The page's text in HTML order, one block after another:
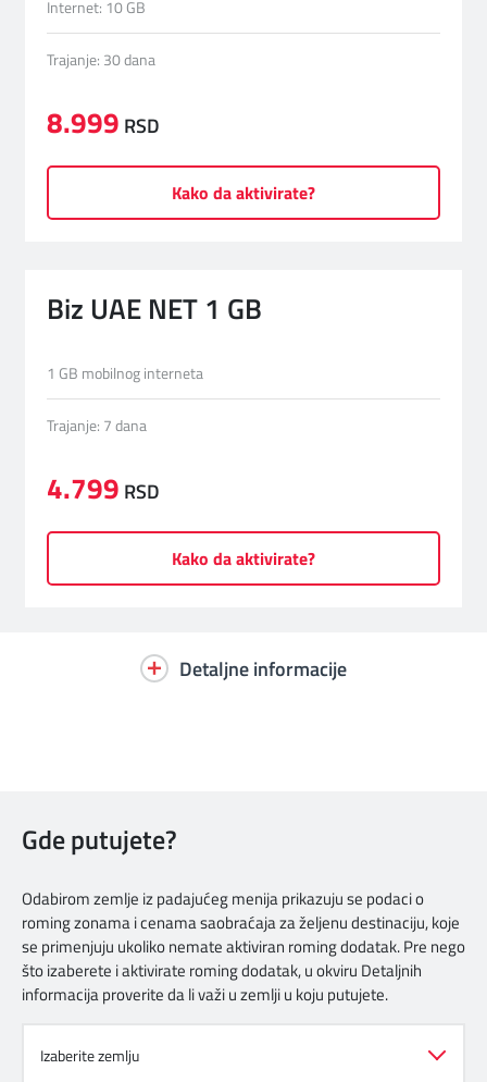
Internet: 10 GB
Trajanje: 30 dana
8.999 RSD
Kako da aktivirate?
Biz UAE NET 1 GB
1 GB mobilnog interneta
Trajanje: 7 dana
4.799 RSD
Kako da aktivirate?
Detaljne informacije
Gde putujete?
Odabirom zemlje iz padajućeg menija prikazuju se podaci o
roming zonama i cenama saobraćaja za željenu destinaciju, koje
se primenjuju ukoliko nemate aktiviran roming dodatak. Pre nego
što izaberete i aktivirate roming dodatak, u okviru Detaljnih
informacija proverite da li važi u zemlji u koju putujete.
Izaberite zemlju